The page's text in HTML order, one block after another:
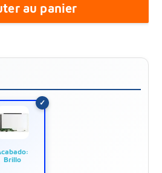
au panier
Brillo